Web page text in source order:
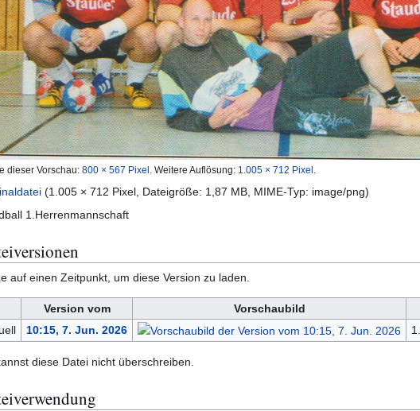
dieser Vorschau: 800 × 567 Pixel Weitere Auflösung: 1.005 × 712 Pixel
(1.005 × 712 Pixel, Dateigröße: 1,87 MB, MIME-Typ: image/png)
1.Herrenmannschaft
auf einen Zeitpunkt, um diese Version zu laden.
Version vom Vorschaubild
10:15, 7. Jun. 2026
diese Datei nicht überschreiben.